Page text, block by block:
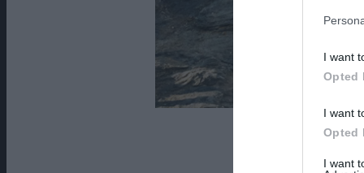
I want
Opted
I want
Opted
I want
Γράφει η